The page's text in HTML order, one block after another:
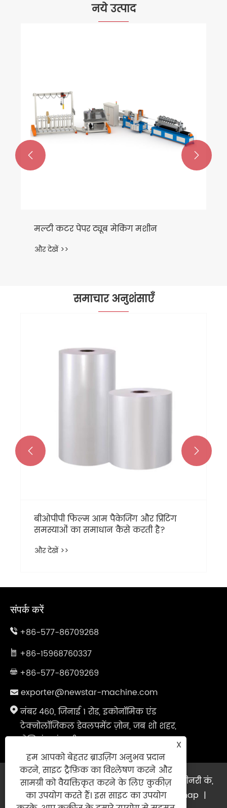
नये उत्पाद
 
समाचार अनुशंसाएँ
लैमिनेटिंग मशीनें पैक की जा रही हैं और मिस्र
 
संपर्क करें
+86-577-86709268
+86-15968760337
+86-577-86709269
exporter@newstar-machine.com
नंबर 460, जिनाई 1 रोड, इकोनॉमिक एंड
टेक्नोलॉजिकल डेवलपमेंट ज़ोन, जब शो शहर,
झेजियांग प्रांत, चीन
कॉपीराइट © 2025 Wenzhou Feihua प्रिंटिंग मशीनरी कं,
लिमिटेड सभी अधिकार सुरक्षित।Links|Sitemap |
X
हम आपको बेहतर ब्राउज़िंग अनुभव प्रदान
करने, साइट ट्रैफ़िक का विश्लेषण करने और
सामग्री को वैयक्तिकृत करने के लिए कुकीज़
का उपयोग करते हैं। इस साइट का उपयोग